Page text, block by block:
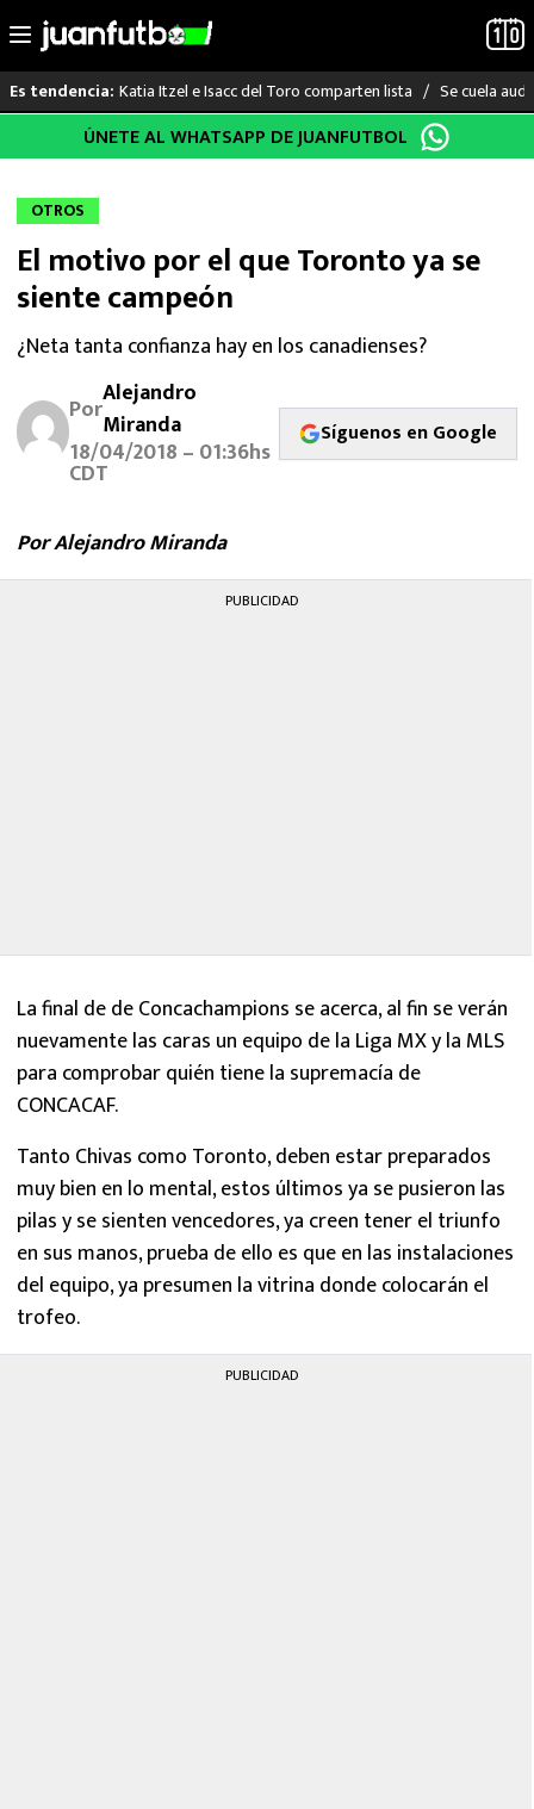
al
Es tendencia: Katia Itzel e Isacc del Toro comparten lista Se cuela
LO ÚLTIMO
LIGA MX
RAYADOS
SELECCIÓN MEXICANA
MEXICANOS EN EL EXTRANJERO
ÚNETE AL WHATSAPP DE JUANFUTBOL
OTROS
El motivo por el que Toronto ya se
siente campeón
¿Neta tanta confianza hay en los canadienses?
PorAlejandro
Miranda
18/04/2018 – 01:36hs
CDT
Síguenos en Google
Por Alejandro Miranda
PUBLICIDAD
La final de de Concachampions se acerca, al fin se verán
nuevamente las caras un equipo de la Liga MX y la MLS
para comprobar quién tiene la supremacía de
CONCACAF.
Tanto Chivas como Toronto, deben estar preparados
muy bien en lo mental, estos últimos ya se pusieron las
pilas y se sienten vencedores, ya creen tener el triunfo
en sus manos, prueba de ello es que en las instalaciones
del equipo, ya presumen la vitrina donde colocarán el
trofeo.
PUBLICIDAD